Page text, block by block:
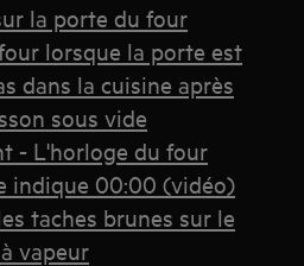
la porte du four
lorsque la porte est
dans la cuisine après
sous vide
- L'horloge du four
indique 00:00 (vidéo)
taches brunes sur le
vapeur